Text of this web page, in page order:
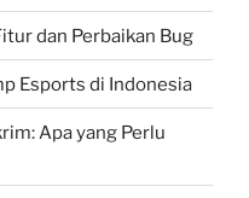
dan Perbaikan Bug
Esports di Indonesia
Apa yang Perlu